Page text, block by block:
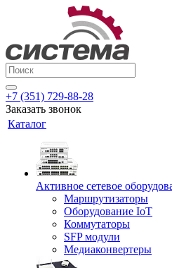
+7 (351) 729-88-28
Заказать звонок
Каталог
Активное сетевое
Маршрутизаторы
Оборудование IoT
Коммутаторы
SFP модули
Медиаконвертеры